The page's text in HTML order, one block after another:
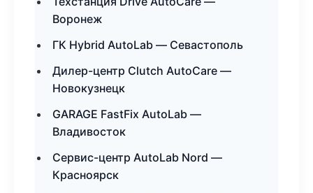
Воронеж
ГК Hybrid AutoLab — Севастополь
Дилер-центр Clutch AutoCare —
Новокузнецк
GARAGE FastFix AutoLab —
Владивосток
Сервис-центр AutoLab Nord —
Красноярск